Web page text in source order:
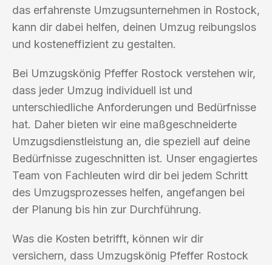
das erfahrenste Umzugsunternehmen in Rostock,
kann dir dabei helfen, deinen Umzug reibungslos
und kosteneffizient zu gestalten.
Bei Umzugskönig Pfeffer Rostock verstehen wir,
dass jeder Umzug individuell ist und
unterschiedliche Anforderungen und Bedürfnisse
hat. Daher bieten wir eine maßgeschneiderte
Umzugsdienstleistung an, die speziell auf deine
Bedürfnisse zugeschnitten ist. Unser engagiertes
Team von Fachleuten wird dir bei jedem Schritt
des Umzugsprozesses helfen, angefangen bei
der Planung bis hin zur Durchführung.
Was die Kosten betrifft, können wir dir
versichern, dass Umzugskönig Pfeffer Rostock